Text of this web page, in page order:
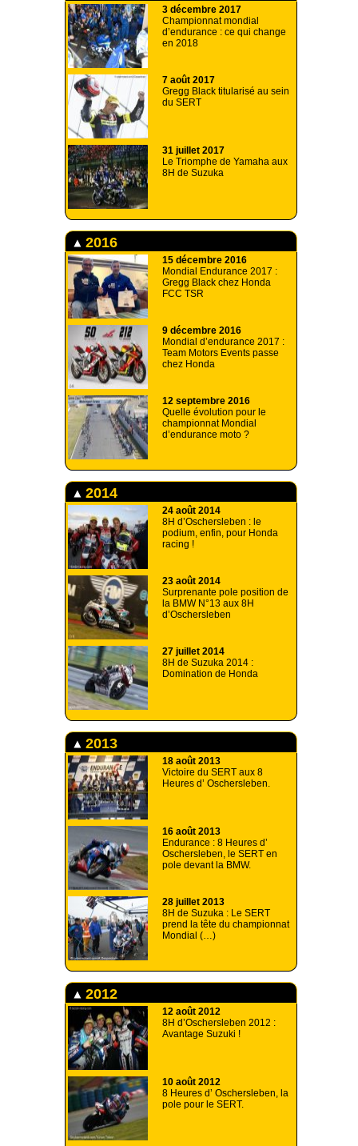
3 décembre 2017
Championnat mondial
d’endurance : ce qui change
en 2018
7 août 2017
Gregg Black titularisé au sein
du SERT
31 juillet 2017
Le Triomphe de Yamaha aux
8H de Suzuka
2016
15 décembre 2016
Mondial Endurance 2017 :
Gregg Black chez Honda
FCC TSR
9 décembre 2016
Mondial d’endurance 2017 :
Team Motors Events passe
chez Honda
12 septembre 2016
Quelle évolution pour le
championnat Mondial
d’endurance moto ?
2014
24 août 2014
8H d’Oschersleben : le
podium, enfin, pour Honda
racing !
23 août 2014
Surprenante pole position de
la BMW N°13 aux 8H
d’Oschersleben
27 juillet 2014
8H de Suzuka 2014 :
Domination de Honda
2013
18 août 2013
Victoire du SERT aux 8
Heures d’ Oschersleben.
16 août 2013
Endurance : 8 Heures d’
Oschersleben, le SERT en
pole devant la BMW.
28 juillet 2013
8H de Suzuka : Le SERT
prend la tête du championnat
Mondial (…)
2012
12 août 2012
8H d’Oschersleben 2012 :
Avantage Suzuki !
10 août 2012
8 Heures d’ Oschersleben, la
pole pour le SERT.